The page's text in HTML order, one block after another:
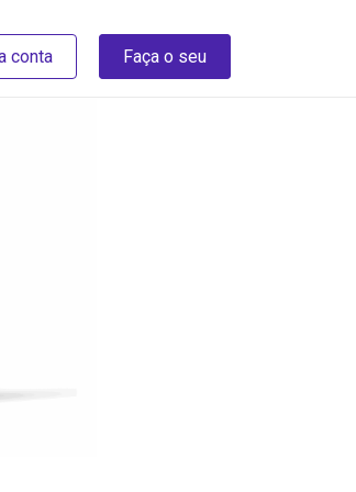
conta Faça o seu